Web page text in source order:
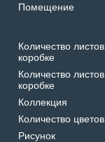
Помещение
Количество
коробке
Количество
коробке
Коллекция
Количество цветов
Рисунок